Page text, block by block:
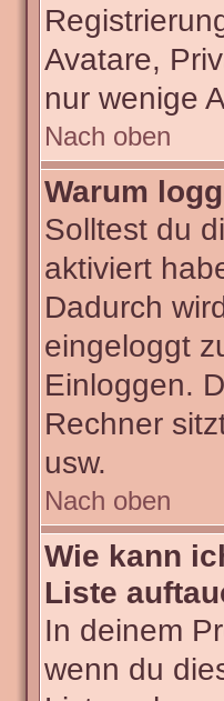
Avatare,
nur wenige
Nach oben
Warum
Solltest du
aktiviert
Dadurch
eingeloggt
Einloggen.
Rechner
usw.
Nach oben
Wie kann
Liste
In deinem
wenn du